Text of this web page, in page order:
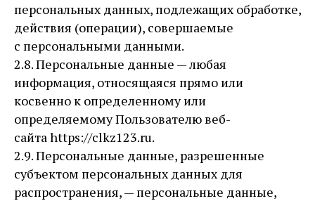
персональных данных, подлежащих обработке,
действия (операции), совершаемые
с персональными данными.
2.8. Персональные данные — любая
информация, относящаяся прямо или
косвенно к определенному или
определяемому Пользователю веб-
сайта https://clkz123.ru.
2.9. Персональные данные, разрешенные
субъектом персональных данных для
распространения, — персональные данные,